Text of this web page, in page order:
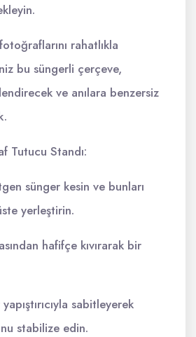
rahatlıkla
bu süngerli çerçeve,
ve anılara benzersiz
Tutucu Standı:
sünger kesin ve bunları
yerleştirin.
hafifçe kıvırarak bir
sabitleyerek
stabilize edin.